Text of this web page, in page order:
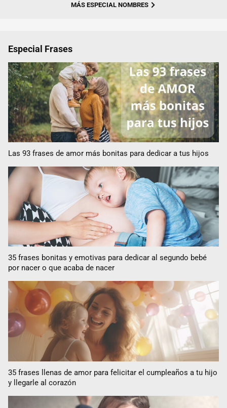
MÁS ESPECIAL NOMBRES
Especial Frases
Las 93 frases de amor más bonitas para dedicar a tus hijos
35 frases bonitas y emotivas para dedicar al segundo bebé
por nacer o que acaba de nacer
35 frases llenas de amor para felicitar el cumpleaños a tu hijo
y llegarle al corazón